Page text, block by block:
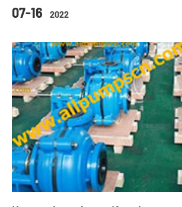
07-16 2022